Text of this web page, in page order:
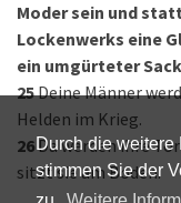
Durch die
stimmen Sie der
Moder sein und
Lockenwerks eine
ein umgürteter
25Deine Männer
Helden im Krieg.
26Da werden ihre
sitzt sie am Boden.